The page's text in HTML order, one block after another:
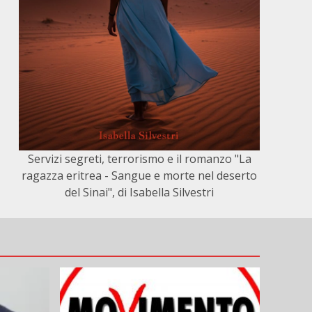
Servizi segreti, terrorismo e il romanzo "La
ragazza eritrea - Sangue e morte nel deserto
del Sinai", di Isabella Silvestri